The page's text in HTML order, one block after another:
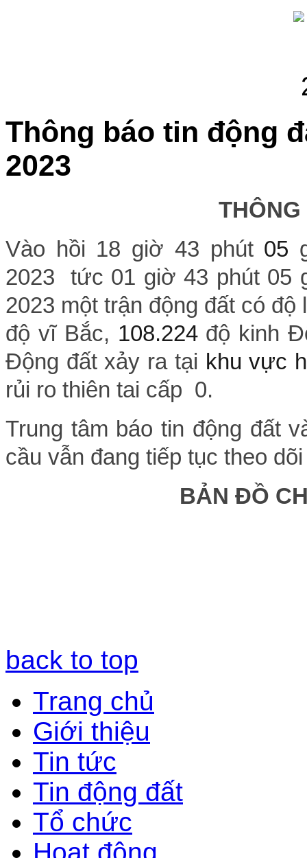
Thông báo tin động
2023
Vào hồi 18 giờ 43 phút 05
2023 tức 01 giờ 43 phút 05
2023 một trận động đất có
độ vĩ Bắc, 108.224 độ kinh
Động đất xảy ra tại khu vực
rủi ro thiên tai cấp 0.
Trung tâm báo tin động đất
cầu vẫn đang tiếp tục theo
BẢN ĐỒ
back to top
Trang chủ
Giới thiệu
Tin tức
Tin động đất
Tổ chức
Hoạt động